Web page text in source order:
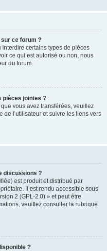
ce forum ?
certains types de pièces
ce qui est autorisé ou non, nous
du forum.
pièces jointes ?
vous avez transférées, veuillez
l’utilisateur et suivre les liens vers
discussions ?
est produit et distribué par
Il est rendu accessible sous
2 (GPL-2.0) » et peut être
veuillez consulter la rubrique
?